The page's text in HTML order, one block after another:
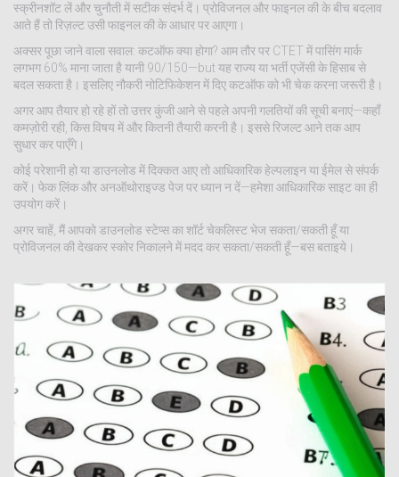
स्क्रीनशॉट लें और चुनौती में सटीक संदर्भ दें। प्रोविजनल और फाइनल की के बीच बदलाव
आते हैं तो रिज़ल्ट उसी फाइनल की के आधार पर आएगा।
अक्सर पूछा जाने वाला सवाल: कटऑफ क्या होगा? आम तौर पर CTET में पासिंग मार्क
लगभग 60% माना जाता है यानी 90/150—but यह राज्य या भर्ती एजेंसी के हिसाब से
बदल सकता है। इसलिए नौकरी नोटिफिकेशन में दिए कटऑफ को भी चेक करना जरूरी है।
अगर आप तैयार हो रहे हों तो उत्तर कुंजी आने से पहले अपनी गलतियों की सूची बनाएं—कहाँ
कमज़ोरी रही, किस विषय में और कितनी तैयारी करनी है। इससे रिजल्ट आने तक आप
सुधार कर पाएँगे।
कोई परेशानी हो या डाउनलोड में दिक्कत आए तो आधिकारिक हेल्पलाइन या ईमेल से संपर्क
करें। फेक लिंक और अनऑथोराइज्ड पेज पर ध्यान न दें—हमेशा आधिकारिक साइट का ही
उपयोग करें।
अगर चाहें, मैं आपको डाउनलोड स्टेप्स का शॉर्ट चेकलिस्ट भेज सकता/सकती हूँ या
प्रोविजनल की देखकर स्कोर निकालने में मदद कर सकता/सकती हूँ—बस बताइये।